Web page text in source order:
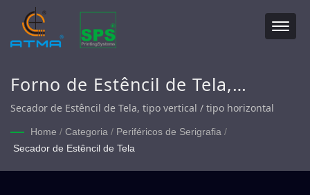
Forno de Estêncil de Tela,
Secador de Estêncil Horizontal,
Secador de Estêncil Vertical
Secador de Estêncil de Tela, tipo vertical / tipo horizontal
Home / Categoria / Periféricos de Serigrafia /
Secador de Estêncil de Tela